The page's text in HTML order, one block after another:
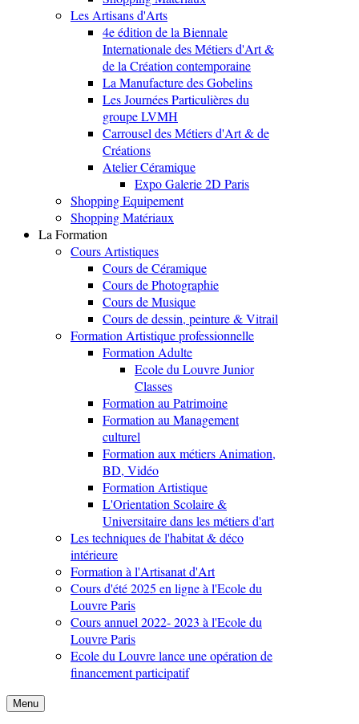
Les Artisans d'Arts
4e édition de la Biennale
Internationale des Métiers d'Art &
de la Création contemporaine
La Manufacture des Gobelins
Les Journées Particulières du
groupe LVMH
Carrousel des Métiers d'Art & de
Créations
Atelier Céramique
Expo Galerie 2D Paris
Shopping Equipement
Shopping Matériaux
La Formation
Cours Artistiques
Cours de Céramique
Cours de Photographie
Cours de Musique
Cours de dessin, peinture & Vitrail
Formation Artistique professionnelle
Formation Adulte
Ecole du Louvre Junior
Classes
Formation au Patrimoine
Formation au Management
culturel
Formation aux métiers Animation,
BD, Vidéo
Formation Artistique
L'Orientation Scolaire &
Universitaire dans les métiers d'art
Les techniques de l'habitat & déco
intérieure
Formation à l'Artisanat d'Art
Cours d'été 2025 en ligne à l'Ecole du
Louvre Paris
Cours annuel 2022- 2023 à l'Ecole du
Louvre Paris
Ecole du Louvre lance une opération de
financement participatif
Menu